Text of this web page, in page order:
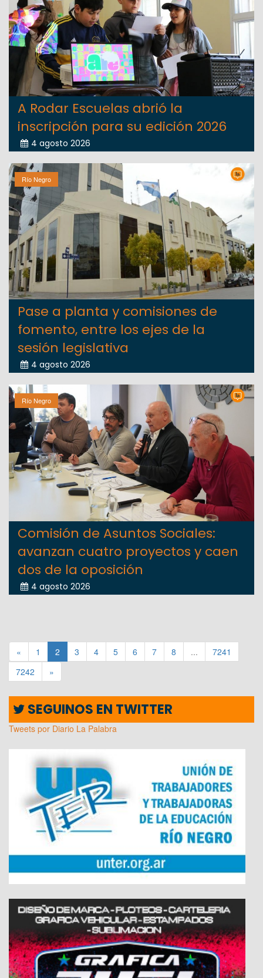
A Rodar Escuelas abrió la
inscripción para su edición 2026
4 agosto 2026
Río Negro
Pase a planta y comisiones de
fomento, entre los ejes de la
sesión legislativa
4 agosto 2026
Río Negro
Comisión de Asuntos Sociales:
avanzan cuatro proyectos y caen
dos de la oposición
4 agosto 2026
« 1 2 3 4 5 6 7 8 ...
7241
7242
»
SEGUINOS EN TWITTER
Tweets por Diario La Palabra